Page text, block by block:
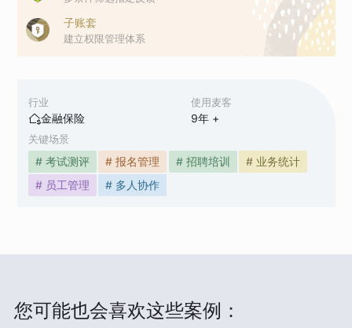
行业
金融保险
使用麦客
9年 +
关键场景
# 考试测评 # 报名管理 # 招聘培训
# 业务统计
# 员工管理
# 多人协作
子账套
建立权限管理体系
您可能也会喜欢这些案例：